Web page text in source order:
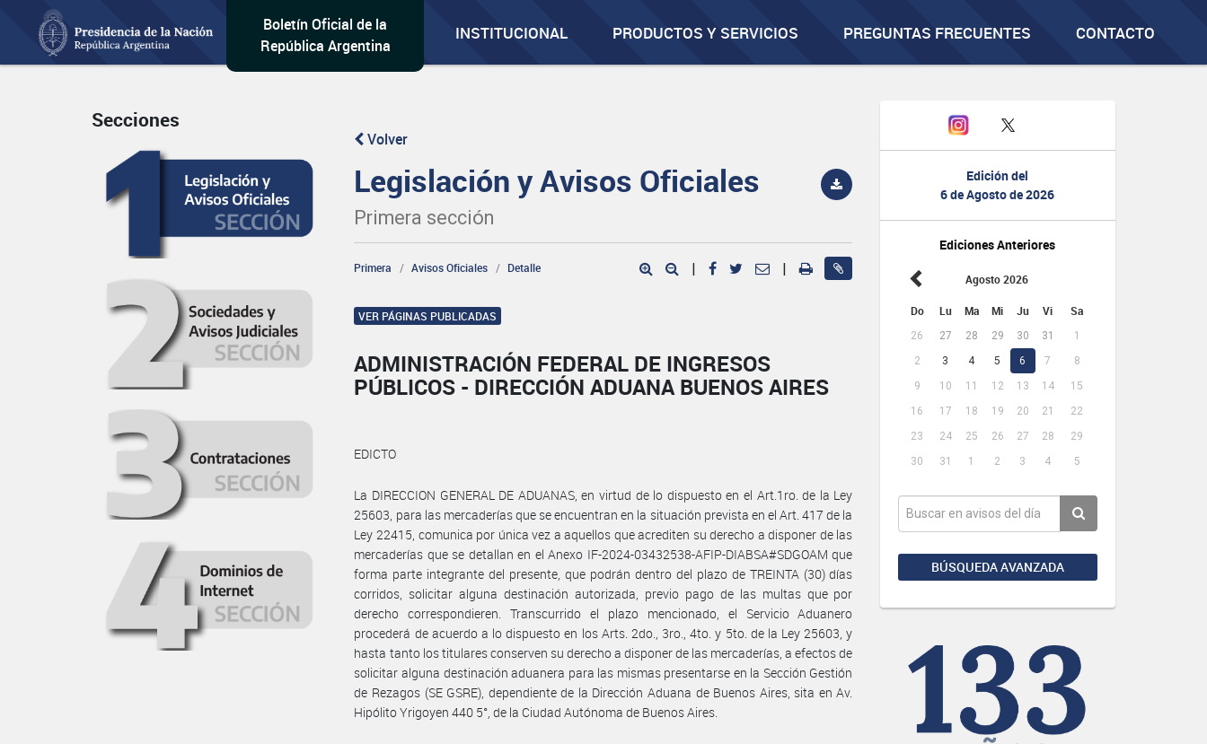
Boletín Oficial de la
República Argentina
INSTITUCIONAL PRODUCTOS Y SERVICIOS PREGUNTAS FRECUENTES CONTACTO
Edición del
6 de Agosto de 2026
Ediciones Anteriores
Agosto 2026
Do Lu Ma Mi Ju Vi Sa
26 27 28 29 30 31
1
2
3 4 5 6 7
8
9
10 11 12 13 14
15
16
17 18 19 20 21
22
23
24 25 26 27 28
29
30
31 1 2 3 4 5
BÚSQUEDA AVANZADA
Secciones
Volver
Legislación y Avisos Oficiales
Primera sección
Primera Avisos Oficiales Detalle | |
VER PÁGINAS PUBLICADAS
ADMINISTRACIÓN FEDERAL DE INGRESOS
PÚBLICOS - DIRECCIÓN ADUANA BUENOS AIRES
EDICTO
La DIRECCION GENERAL DE ADUANAS, en virtud de lo dispuesto en el Art.1ro. de la Ley
25603, para las mercaderías que se encuentran en la situación prevista en el Art. 417 de la
Ley 22415, comunica por única vez a aquellos que acrediten su derecho a disponer de las
mercaderías que se detallan en el Anexo IF-2024-03432538-AFIP-DIABSA#SDGOAM que
forma parte integrante del presente, que podrán dentro del plazo de TREINTA (30) días
corridos, solicitar alguna destinación autorizada, previo pago de las multas que por
derecho correspondieren. Transcurrido el plazo mencionado, el Servicio Aduanero
procederá de acuerdo a lo dispuesto en los Arts. 2do., 3ro., 4to. y 5to. de la Ley 25603, y
hasta tanto los titulares conserven su derecho a disponer de las mercaderías, a efectos de
solicitar alguna destinación aduanera para las mismas presentarse en la Sección Gestión
de Rezagos (SE GSRE), dependiente de la Dirección Aduana de Buenos Aires, sita en Av.
Hipólito Yrigoyen 440 5°, de la Ciudad Autónoma de Buenos Aires.